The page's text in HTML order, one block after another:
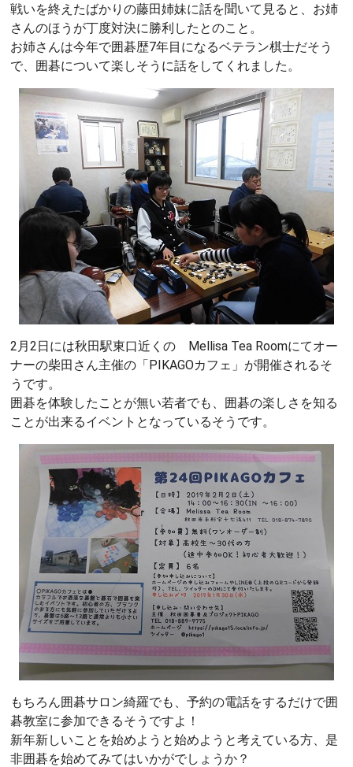
戦いを終えたばかりの藤田姉妹に話を聞いて見ると、お姉
さんのほうが丁度対決に勝利したとのこと。
お姉さんは今年で囲碁歴7年目になるベテラン棋士だそう
で、囲碁について楽しそうに話をしてくれました。
2月2日には秋田駅東口近くの Mellisa Tea Roomにてオー
ナーの柴田さん主催の「PIKAGOカフェ」が開催されるそ
うです。
囲碁を体験したことが無い若者でも、囲碁の楽しさを知る
ことが出来るイベントとなっているそうです。
もちろん囲碁サロン綺羅でも、予約の電話をするだけで囲
碁教室に参加できるそうですよ！
新年新しいことを始めようと始めようと考えている方、是
非囲碁を始めてみてはいかがでしょうか？